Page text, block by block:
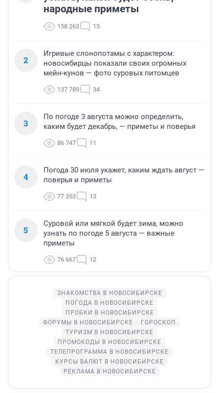
народные приметы
158 263 15
2
Игривые слонопотамы с характером:
новосибирцы показали своих огромных
мейн-кунов — фото суровых питомцев
137 789 34
3
По погоде 3 августа можно определить,
каким будет декабрь, — приметы и поверья
86 747 11
4
Погода 30 июля укажет, каким ждать август —
поверья и приметы
77 353 13
5
Суровой или мягкой будет зима, можно
узнать по погоде 5 августа — важные
приметы
76 667 12
ЗНАКОМСТВА В НОВОСИБИРСКЕ
ПОГОДА В НОВОСИБИРСКЕ
ПРОБКИ В НОВОСИБИРСКЕ
ФОРУМЫ В НОВОСИБИРСКЕ
ГОРОСКОП
ТУРИЗМ В НОВОСИБИРСКЕ
ПРОМОКОДЫ В НОВОСИБИРСКЕ
ТЕЛЕПРОГРАММА В НОВОСИБИРСКЕ
КУРСЫ ВАЛЮТ В НОВОСИБИРСКЕ
РЕКЛАМА В НОВОСИБИРСКЕ